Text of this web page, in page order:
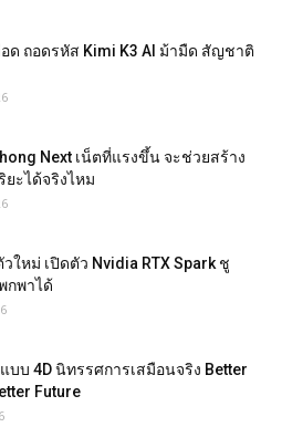
ด ถอดรหัส Kimi K3 AI ม้ามืด สัญชาติ
Next เน็ตที่แรงขึ้น จะช่วยสร้าง
ยะได้จริงไหม
ใหม่ เปิดตัว Nvidia RTX Spark ชู
กพาได้
บบ 4D นิทรรศการเสมือนจริง Better
Future